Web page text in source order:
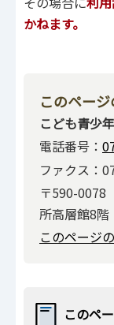
かねます。
このペー
こども青少
電話番号：
ファクス：
〒590-
所高層館8階
このページ
このペ